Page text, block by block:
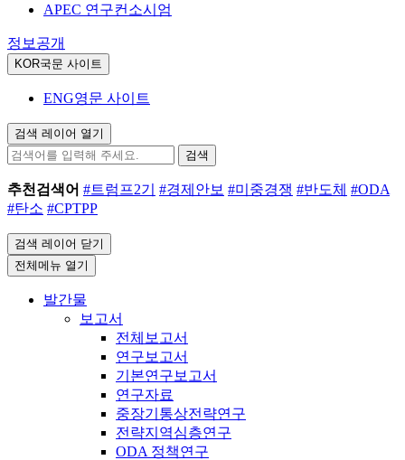
APEC 연구컨소시엄
정보공개
KOR국문 사이트
ENG영문 사이트
검색 레이어 열기
검색
추천검색어 #트럼프2기 #경제안보 #미중경쟁 #반도체 #ODA
#탄소 #CPTPP
검색 레이어 닫기
전체메뉴 열기
발간물
보고서
전체보고서
연구보고서
기본연구보고서
연구자료
중장기통상전략연구
전략지역심층연구
ODA 정책연구